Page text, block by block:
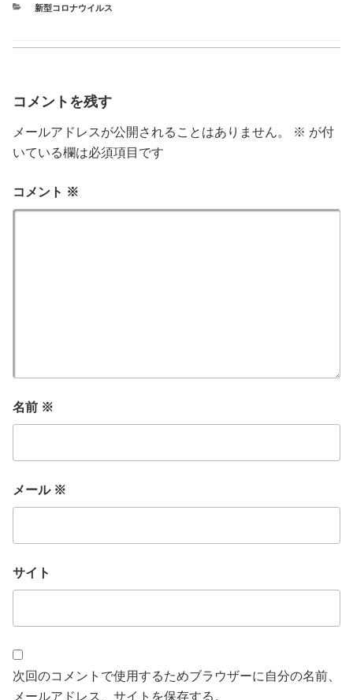
カ
リ
新型コロナウイルス
コメントを残す
メールアドレスが公開されることはありません。 ※ が付
いている欄は必須項目です
コメント ※
名前 ※
メール ※
サイト
次回のコメントで使用するためブラウザーに自分の名前、
メールアドレス、サイトを保存する。